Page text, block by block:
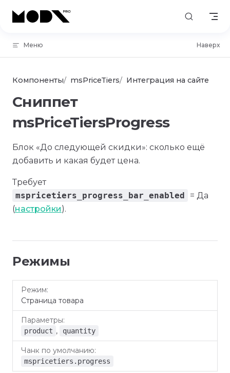
Skip to content
Меню Наверх
Компоненты msPriceTiers Интеграция на сайте
Сниппет
msPriceTiersProgress
Блок «До следующей скидки»: сколько ещё
добавить и какая будет цена.
Требует
mspricetiers_progress_bar_enabled
= Да
(настройки).
Режимы
Режим
Страница товара
product , quantity
mspricetiers.progress